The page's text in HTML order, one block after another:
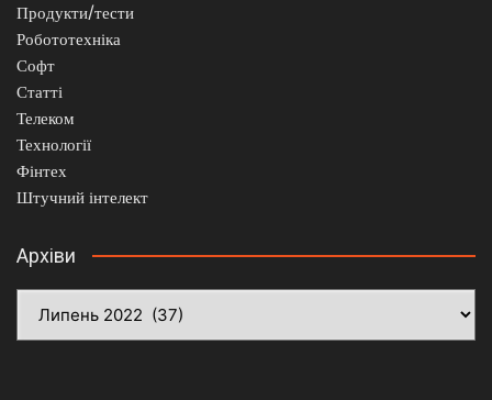
Продукти/тести
Робототехніка
Софт
Статті
Телеком
Технології
Фінтех
Штучний інтелект
Архіви